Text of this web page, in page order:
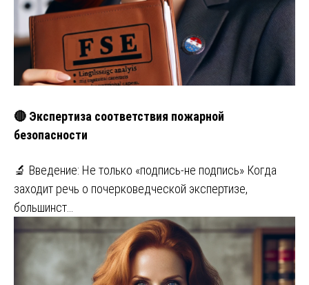
🔴 Экспертиза соответствия пожарной
безопасности
🔬 Введение: Не только «подпись-не подпись» Когда
заходит речь о почерковедческой экспертизе,
большинст…